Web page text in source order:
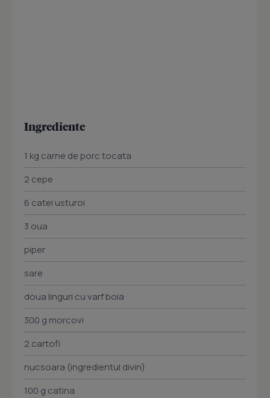
Ingrediente
1 kg carne de porc tocata
2 cepe
6 catei usturoi
3 oua
piper
sare
doua linguri cu varf boia
300 g morcovi
2 cartofi
nucsoara (ingredientul divin)
100 g catina